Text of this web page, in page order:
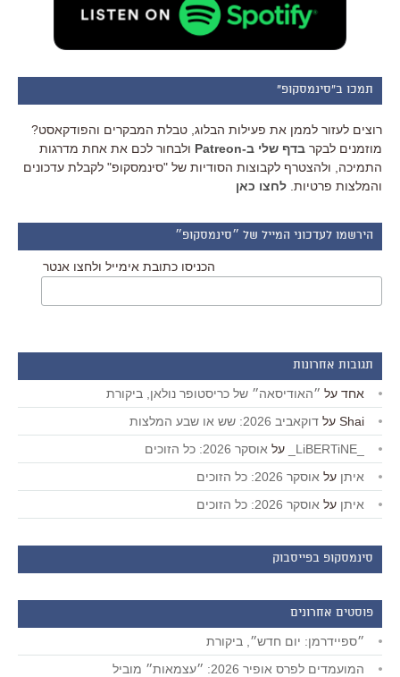
תמכו ב"סינמסקופ"
רוצים לעזור לממן את פעילות הבלוג, טבלת המבקרים והפודקאסט?
מוזמנים לבקר בדף שלי ב-Patreon
ולבחור לכם את אחת מדרגות
התמיכה, ולהצטרף לקבוצות הסודיות של "סינמסקופ" לקבלת עדכונים
והמלצות פרטיות. לחצו כאן
הירשמו לעדכוני המייל של ״סינמסקופ״
הכניסו כתובת אימייל ולחצו אנטר
תגובות אחרונות
אחד על ״האודיסאה״ של כריסטופר נולאן, ביקורת
Shai על דוקאביב 2026: שש או שבע המלצות
על אוסקר 2026: כל הזוכים
איתן על אוסקר 2026: כל הזוכים
איתן על אוסקר 2026: כל הזוכים
סינמסקופ בפייסבוק
פוסטים אחרונים
״ספיידרמן: יום חדש״, ביקורת
המועמדים לפרס אופיר 2026: ״עצמאות״ מוביל